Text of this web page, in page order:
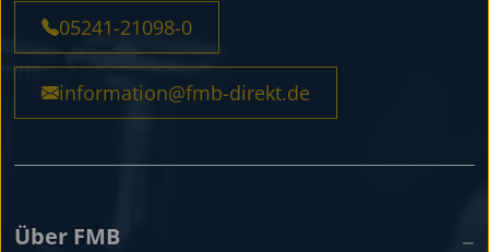
05241-21098-0
information@fmb-direkt.de
Über FMB